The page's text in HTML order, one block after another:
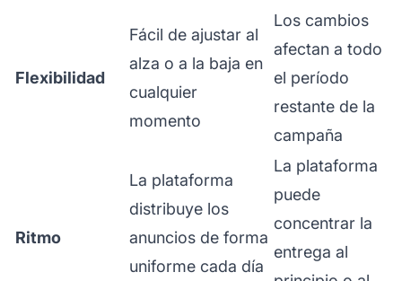
Flexibilidad
Fácil de ajustar al
alza o a la baja en
cualquier
momento
Los cambios
afectan a todo
el período
restante de la
campaña
Ritmo
La plataforma
distribuye los
anuncios de forma
uniforme cada día
La plataforma
puede
concentrar la
entrega al